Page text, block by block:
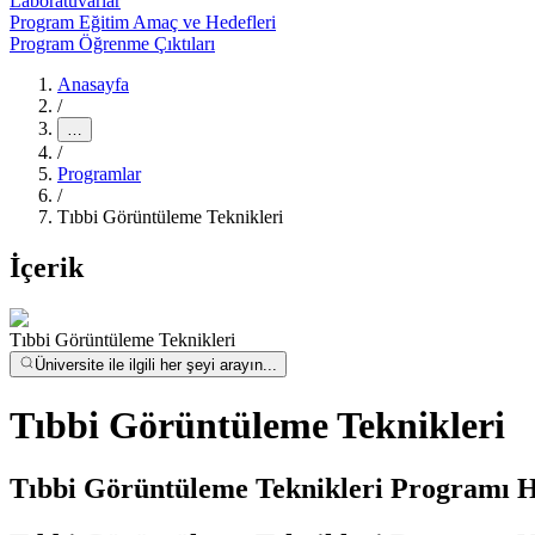
Program Eğitim Amaç ve Hedefleri
Program Öğrenme Çıktıları
Anasayfa
/
…
/
Programlar
/
Tıbbi Görüntüleme Teknikleri
İçerik
Tıbbi Görüntüleme Teknikleri
Üniversite ile ilgili her şeyi arayın...
Tıbbi Görüntüleme Teknikleri
Tıbbi Görüntüleme Teknikleri Programı